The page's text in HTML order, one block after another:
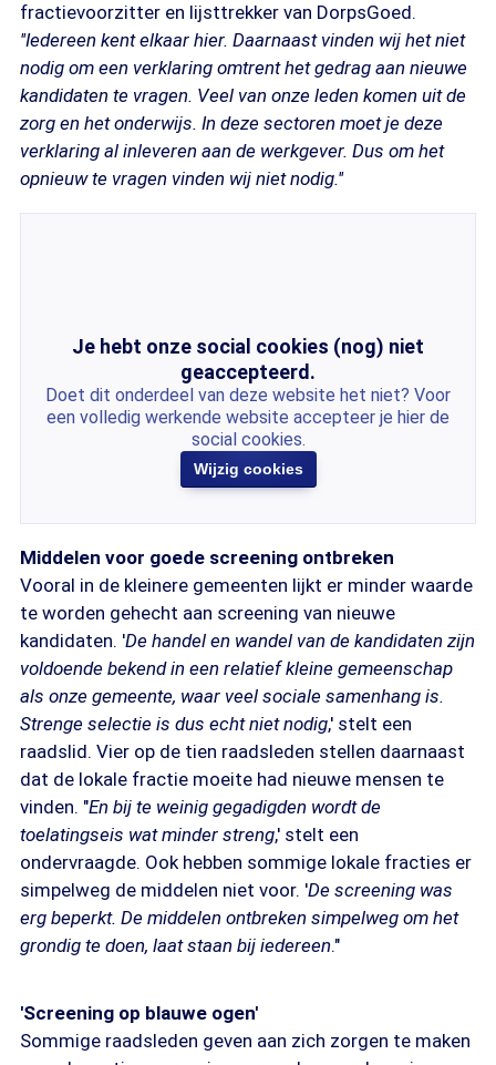
fractievoorzitter en lijsttrekker van DorpsGoed.
''Iedereen kent elkaar hier. Daarnaast vinden wij het niet
nodig om een verklaring omtrent het gedrag aan nieuwe
kandidaten te vragen. Veel van onze leden komen uit de
zorg en het onderwijs. In deze sectoren moet je deze
verklaring al inleveren aan de werkgever. Dus om het
opnieuw te vragen vinden wij niet nodig.''
Je hebt onze social cookies (nog) niet
geaccepteerd.
Doet dit onderdeel van deze website het niet? Voor
een volledig werkende website accepteer je hier de
social cookies.
Wijzig cookies
Middelen voor goede screening ontbreken
Vooral in de kleinere gemeenten lijkt er minder waarde
te worden gehecht aan screening van nieuwe
kandidaten. 'De handel en wandel van de kandidaten zijn
voldoende bekend in een relatief kleine gemeenschap
als onze gemeente, waar veel sociale samenhang is.
Strenge selectie is dus echt niet nodig,' stelt een
raadslid. Vier op de tien raadsleden stellen daarnaast
dat de lokale fractie moeite had nieuwe mensen te
vinden. "En bij te weinig gegadigden wordt de
toelatingseis wat minder streng,' stelt een
ondervraagde. Ook hebben sommige lokale fracties er
simpelweg de middelen niet voor. 'De screening was
erg beperkt. De middelen ontbreken simpelweg om het
grondig te doen, laat staan bij iedereen."
'Screening op blauwe ogen'
Sommige raadsleden geven aan zich zorgen te maken